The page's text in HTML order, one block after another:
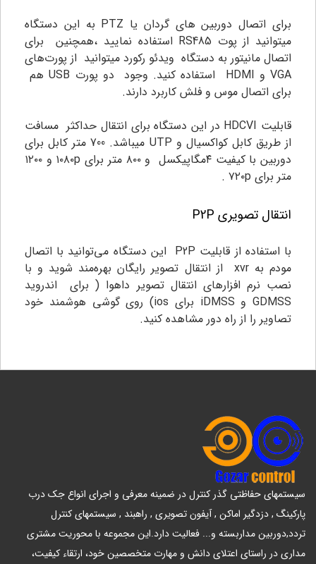
برای اتصال دوربین های گردان یا PTZ به این دستگاه
میتوانید از پوت RS485 استفاده نمایید ،همچنین برای
اتصال مانیتور به دستگاه ویدئو رکورد میتوانید از پورت‌های
VGA و HDMI استفاده کنید. وجود دو پورت USB هم
برای اتصال موس و فلش کاربرد دارند.
قابلیت HDCVI در این دستگاه برای انتقال حداکثر مسافت
از طریق کابل کواکسیال و UTP میباشد. 700 متر کابل برای
دوربین با کیفیت ۴مگاپیکسل و ۸۰۰ متر برای ۱۰۸۰p و ۱۲۰۰
متر برای ۷۲۰p .
انتقال تصویری P2P
با استفاده از قابلیت P2P این دستگاه‌ می‌توانید با اتصال
مودم به xvr از انتقال تصویر رایگان بهره‌مند شوید و با
نصب نرم افزار‌های انتقال تصویر داهوا ( برای اندروید
GDMSS و iDMSS برای ios) روی گوشی هوشمند خود
تصاویر را از راه دور مشاهده کنید.
سیستمهای حفاظتی گذر کنترل در ضمینه معرفی و اجرای انواع جک درب
پارکینگ , دزدگیر اماکن , آیفون تصویری , راهبند , سیستمهای کنترل
تردد,دوربین مداربسته و... فعالیت دارد.این مجموعه با محوریت مشتری
مداری در راستای اعتلای دانش و مهارت متخصصین خود، ارتقاء کیفیت،